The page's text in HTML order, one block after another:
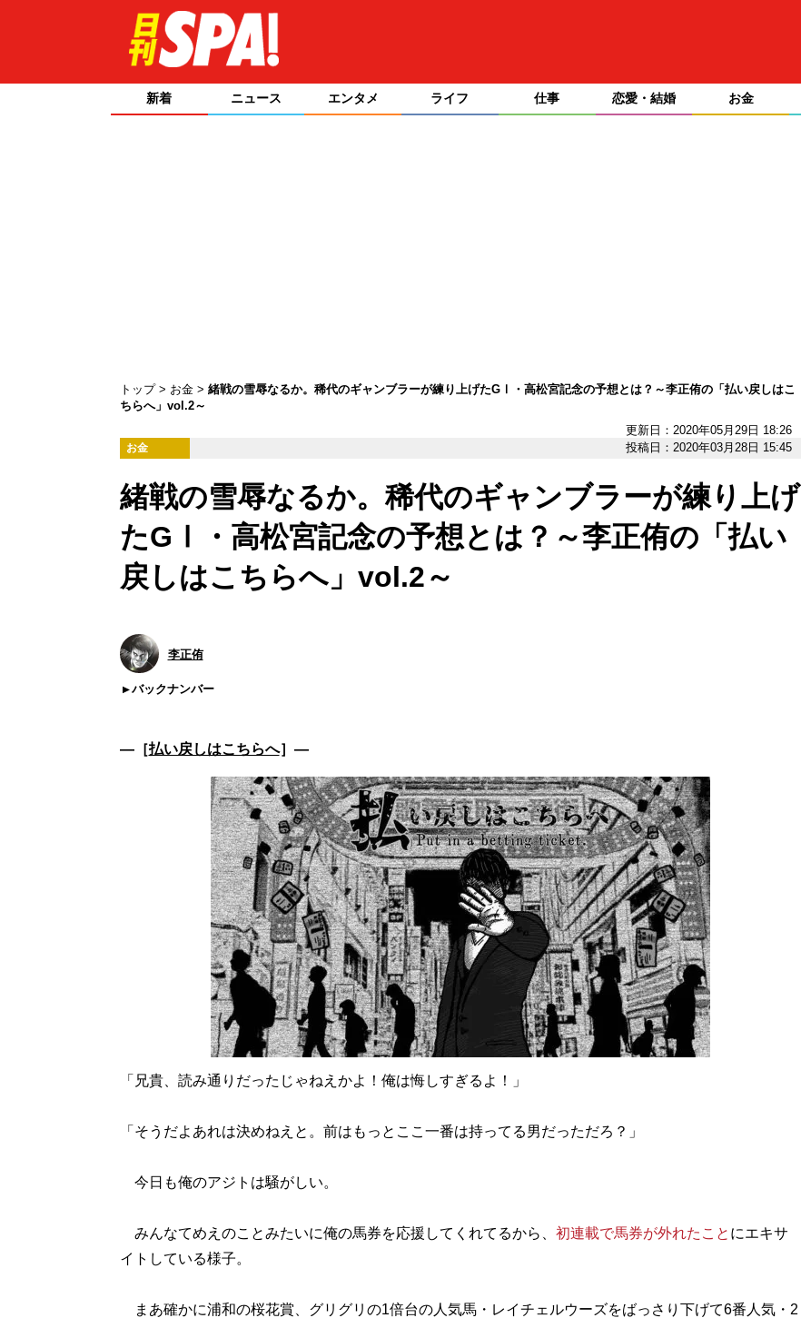
新着 ニュース エンタメ ライフ 仕事 恋愛・結婚 お金
トップ お金
緒戦の雪辱なるか。稀代のギャンブラーが練り上げたGⅠ・高松宮記念の予想とは？～李正侑の「払い戻しはこ
ちらへ」vol.2～
更新日：2020年05月29日 18:26
お金 投稿日：2020年03月28日 15:45
緒戦の雪辱なるか。稀代のギャンブラーが練り上げ
たGⅠ・高松宮記念の予想とは？～李正侑の「払い
戻しはこちらへ」vol.2～
李正侑
バックナンバー
―［払い戻しはこちらへ］―
「兄貴、読み通りだったじゃねえかよ！俺は悔しすぎるよ！」
「そうだよあれは決めねえと。前はもっとここ一番は持ってる男だっただろ？」
今日も俺のアジトは騒がしい。
みんなてめえのことみたいに俺の馬券を応援してくれてるから、 初連載で馬券が外れたこと にエキサ
イトしている様子。
まあ確かに浦和の桜花賞、グリグリの1倍台の人気馬・レイチェルウーズをばっさり下げて6番人気・2